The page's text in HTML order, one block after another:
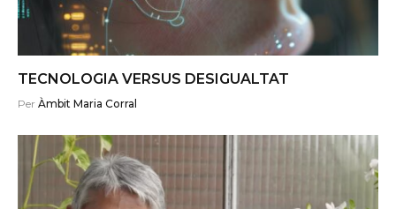
TECNOLOGIA VERSUS DESIGUALTAT
Per Àmbit Maria Corral